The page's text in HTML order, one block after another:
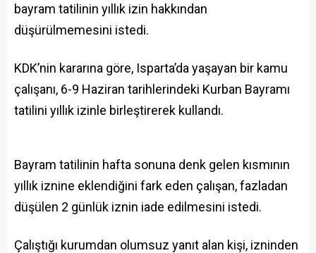
bayram tatilinin yıllık izin hakkından
düşürülmemesini istedi.
KDK’nin kararına göre, Isparta’da yaşayan bir kamu
çalışanı, 6-9 Haziran tarihlerindeki Kurban Bayramı
tatilini yıllık izinle birleştirerek kullandı.
Bayram tatilinin hafta sonuna denk gelen kısmının
yıllık iznine eklendiğini fark eden çalışan, fazladan
düşülen 2 günlük iznin iade edilmesini istedi.
Çalıştığı kurumdan olumsuz yanıt alan kişi, izninden